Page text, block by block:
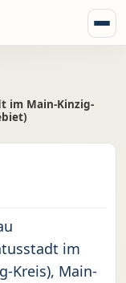
im Main-Kinzig-
im
Kreis), Main-